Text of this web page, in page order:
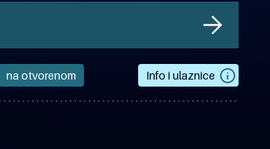
na otvorenom Info i ulaznice